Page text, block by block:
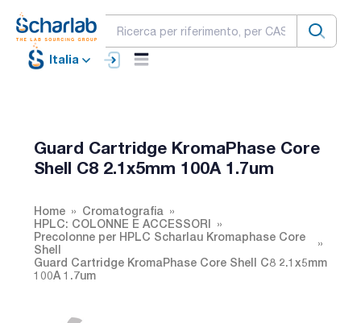
Italia
Guard Cartridge KromaPhase Core
Shell C8 2.1x5mm 100A 1.7um
Home
Cromatografia
HPLC: COLONNE E ACCESSORI
Precolonne per HPLC Scharlau Kromaphase Core
Shell
Guard Cartridge KromaPhase Core Shell C8 2.1x5mm
100A 1.7um